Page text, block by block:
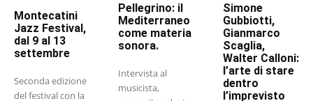
Montecatini
Jazz Festival,
dal 9 al 13
settembre
Seconda edizione
del festival con la
Pellegrino: il
Mediterraneo
come materia
sonora.
Intervista al
musicista,
Simone
Gubbiotti,
Gianmarco
Scaglia,
Walter Calloni:
l’arte di stare
dentro
l’imprevisto